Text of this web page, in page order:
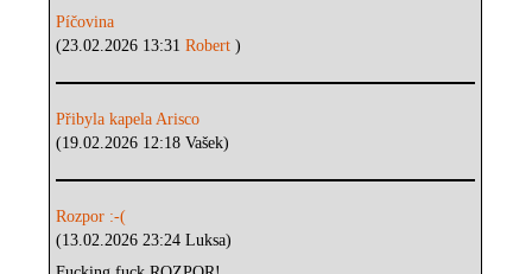
Píčovina
(23.02.2026 13:31Robert)
Přibyla kapela Arisco
(19.02.2026 12:18 Vašek)
Rozpor :-(
(13.02.2026 23:24 Luksa)